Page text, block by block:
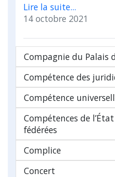
Lire la suite...
14 octobre 2021
Compagnie du Palais
Compétence des
Compétence
Compétences de
fédérées
Complice
Concert